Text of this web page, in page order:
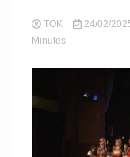
TOK 24/02/
Minutes